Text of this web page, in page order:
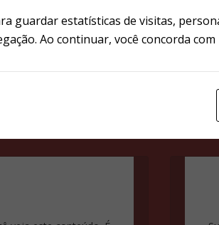
Notícias
guardar estatísticas de visitas,
Ao continuar, você concorda